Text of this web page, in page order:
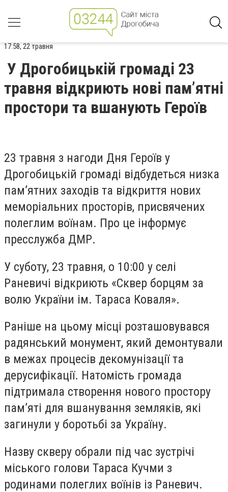
17:58, 22 травня
У Дрогобицькій громаді 23
травня відкриють нові пам’ятні
простори та вшанують Героїв
23 травня з нагоди Дня Героїв у
Дрогобицькій громаді відбудеться низка
пам’ятних заходів та відкриття нових
меморіальних просторів, присвячених
полеглим воїнам. Про це інформує
пресслужба ДМР.
У суботу, 23 травня, о 10:00 у селі
Раневичі відкриють «Сквер борцям за
волю України ім. Тараса Коваля».
Раніше на цьому місці розташовувався
радянський монумент, який демонтували
в межах процесів декомунізації та
дерусифікації. Натомість громада
підтримала створення нового простору
пам’яті для вшанування земляків, які
загинули у боротьбі за Україну.
Назву скверу обрали під час зустрічі
міського голови Тараса Кучми з
родинами полеглих воїнів із Раневич.